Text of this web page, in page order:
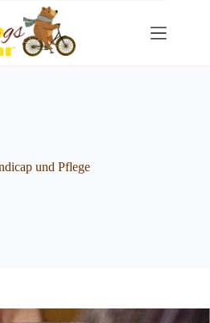
und Pflege